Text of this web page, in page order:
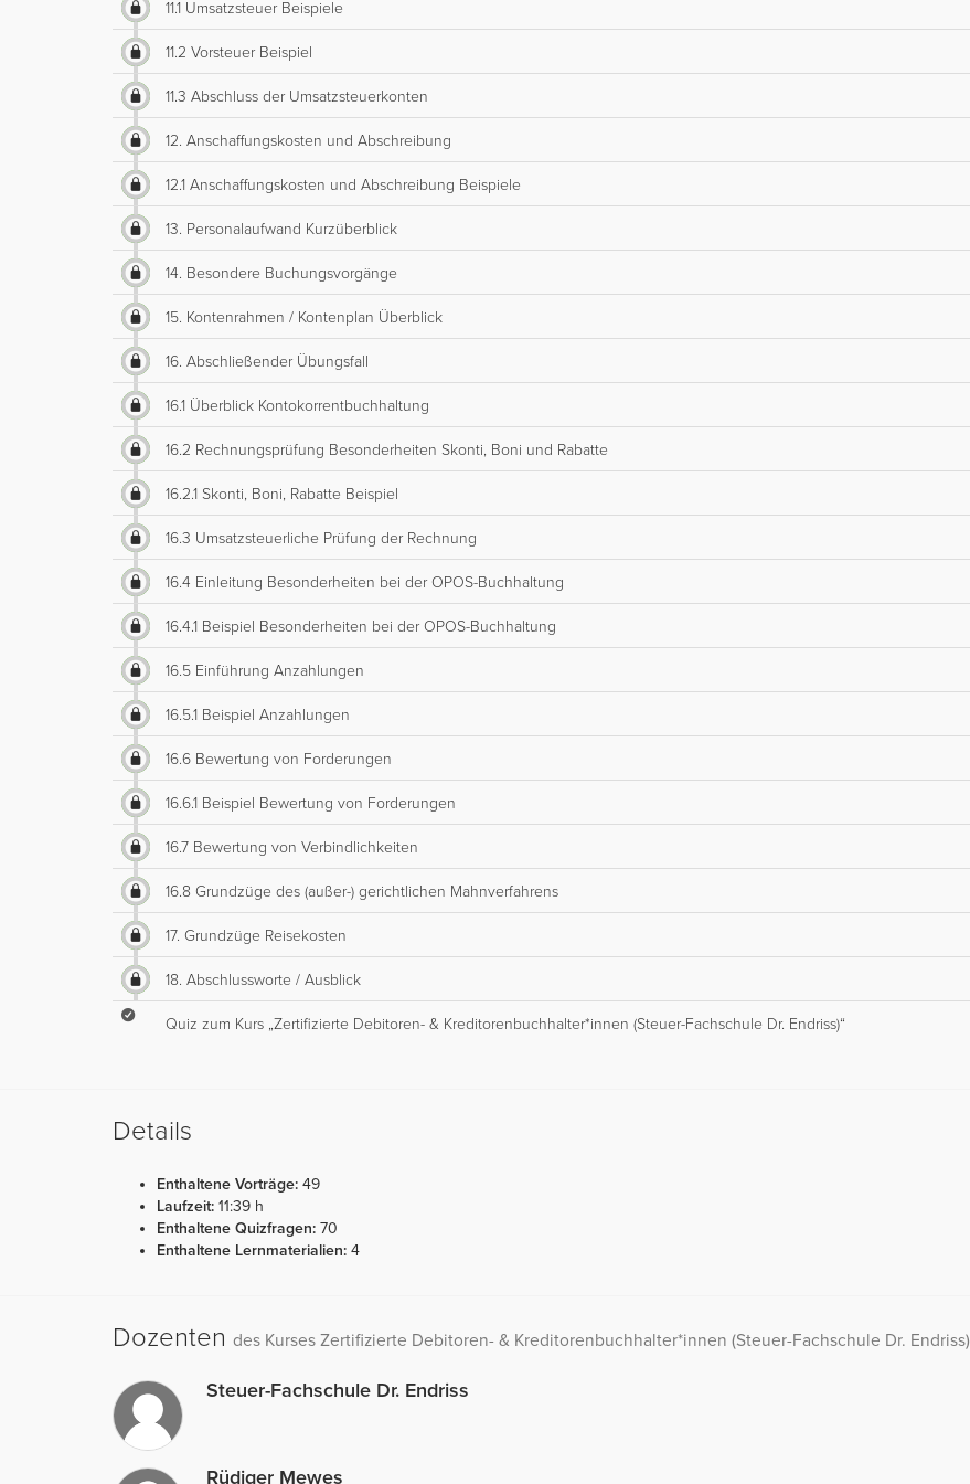
11.1 Umsatzsteuer Beispiele
11.2 Vorsteuer Beispiel
11.3 Abschluss der Umsatzsteuerkonten
12. Anschaffungskosten und Abschreibung
12.1 Anschaffungskosten und Abschreibung Beispiele
13. Personalaufwand Kurzüberblick
14. Besondere Buchungsvorgänge
15. Kontenrahmen / Kontenplan Überblick
16. Abschließender Übungsfall
16.1 Überblick Kontokorrentbuchhaltung
16.2 Rechnungsprüfung Besonderheiten Skonti, Boni und Rabatte
16.2.1 Skonti, Boni, Rabatte Beispiel
16.3 Umsatzsteuerliche Prüfung der Rechnung
16.4 Einleitung Besonderheiten bei der OPOS-Buchhaltung
16.4.1 Beispiel Besonderheiten bei der OPOS-Buchhaltung
16.5 Einführung Anzahlungen
16.5.1 Beispiel Anzahlungen
16.6 Bewertung von Forderungen
16.6.1 Beispiel Bewertung von Forderungen
16.7 Bewertung von Verbindlichkeiten
16.8 Grundzüge des (außer-) gerichtlichen Mahnverfahrens
17. Grundzüge Reisekosten
18. Abschlussworte / Ausblick
Quiz zum Kurs „Zertifizierte Debitoren- & Kreditorenbuchhalter*innen (Steuer-Fachschule Dr. Endriss)“
Details
Enthaltene Vorträge: 49
Laufzeit: 11:39 h
Enthaltene Quizfragen: 70
Enthaltene Lernmaterialien: 4
Dozenten des Kurses Zertifizierte Debitoren- & Kreditorenbuchhalter*innen (Steuer-Fachschule Dr. Endriss)
Steuer-Fachschule Dr. Endriss
Rüdiger Mewes